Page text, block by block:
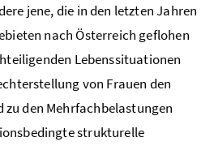
jene, die in den letzten Jahren
nach Österreich geflohen
Lebenssituationen
von Frauen den
zu den Mehrfachbelastungen
strukturelle